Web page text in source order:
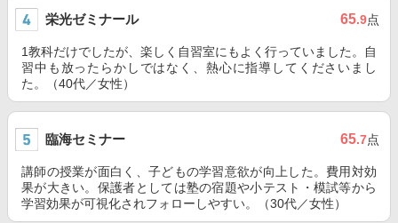
栄光ゼミナール 65.9点
1教科だけでしたが、楽しく自習室にもよく行っていました。自
習中も放ったらかしではなく、熱心に指導してくださいまし
た。（40代／女性）
臨海セミナー 65.7点
講師の授業が面白く、子どもの学習意欲が向上した。費用対効
果が大きい。保護者としては塾の宿題や小テスト・模試等から
学習効果が可視化されフォローしやすい。（30代／女性）